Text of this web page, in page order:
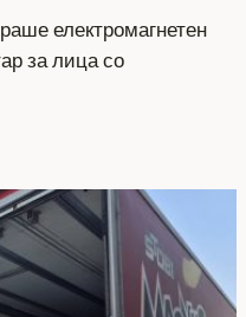
електромагнетен
за лица со